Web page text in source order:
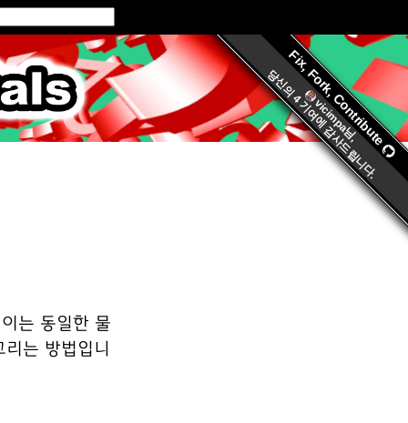
Fix, Fork, Contribute
vicimpa
님,
당신의
4 기여
에 감사드립니다.
는 동일한 물
는 방법입니